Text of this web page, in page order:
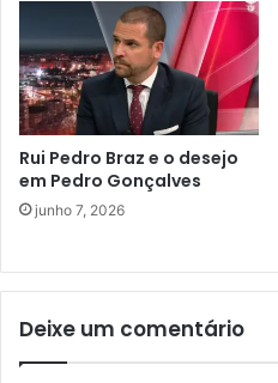
Rui Pedro Braz e o desejo
em Pedro Gonçalves
junho 7, 2026
Deixe um comentário